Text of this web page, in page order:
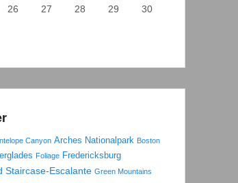
26 27 28 29
30
Canyon Arches Nationalpark Boston
Foliage Fredericksburg
Staircase-Escalante Green Mountains